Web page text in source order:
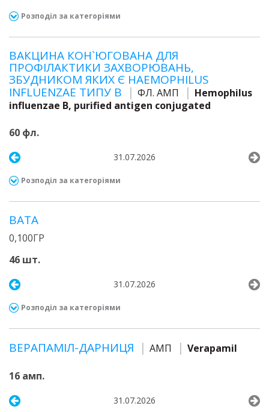
Розподіл за категоріями
ВАКЦИНА КОН`ЮГОВАНА ДЛЯ
ПРОФІЛАКТИКИ ЗАХВОРЮВАНЬ,
ЗБУДНИКОМ ЯКИХ Є HAEMOPHILUS
INFLUENZAE ТИПУ B
ФЛ. АМП
Hemophilus
influenzae B, purified antigen conjugated
60 фл.
31.07.2026
Розподіл за категоріями
ВАТА
0,100ГР
46 шт.
31.07.2026
Розподіл за категоріями
ВЕРАПАМІЛ-ДАРНИЦЯ АМП Verapamil
16 амп.
31.07.2026